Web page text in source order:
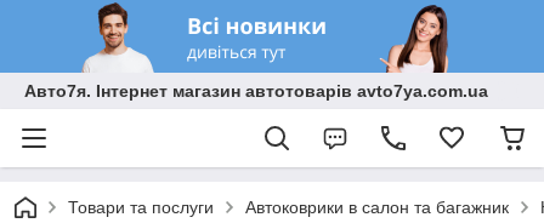
Авто7я. Інтернет магазин автотоварів avto7ya.com.ua
Товари та послуги Автоковрики в салон та багажник